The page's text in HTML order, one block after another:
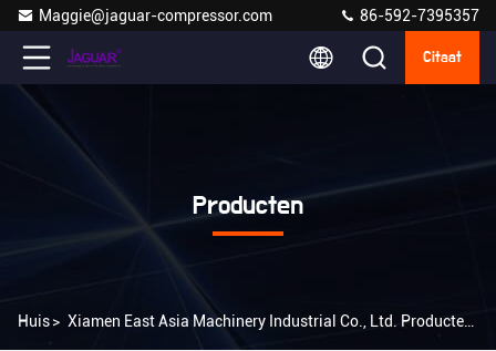
Maggie@jaguar-compressor.com 86-592-7395357
Citaat
Producten
Huis> Xiamen East Asia Machinery Industrial Co., Ltd. Producten Online